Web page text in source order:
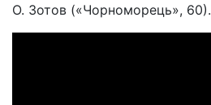
О. Зотов («Чорноморець», 60).